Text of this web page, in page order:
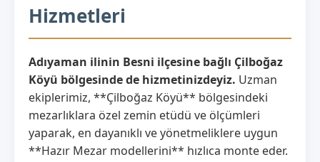
Hizmetleri
Adıyaman ilinin Besni ilçesine bağlı Çilboğaz
Köyü bölgesinde de hizmetinizdeyiz. Uzman
ekiplerimiz, **Çilboğaz Köyü** bölgesindeki
mezarlıklara özel zemin etüdü ve ölçümleri
yaparak, en dayanıklı ve yönetmeliklere uygun
**Hazır Mezar modellerini** hızlıca monte eder.